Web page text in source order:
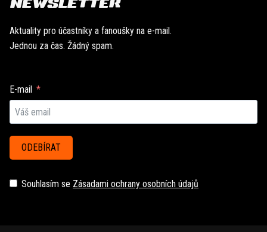
Aktuality pro účastníky a fanoušky na e-mail.
Jednou za čas. Žádný spam.
E-mail
ODEBÍRAT
Souhlasím se Zásadami ochrany osobních údajů